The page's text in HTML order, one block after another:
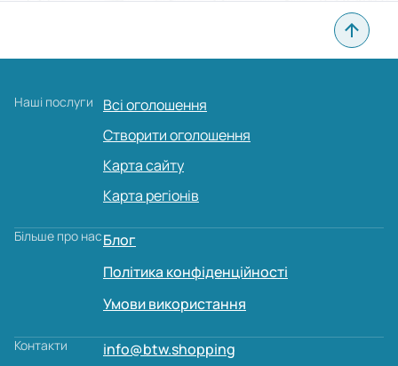
Наші послуги
Всі оголошення
Створити оголошення
Карта сайту
Карта регіонів
Більше про насБлог
Політика конфіденційності
Умови використання
Контакти info@btw.shopping